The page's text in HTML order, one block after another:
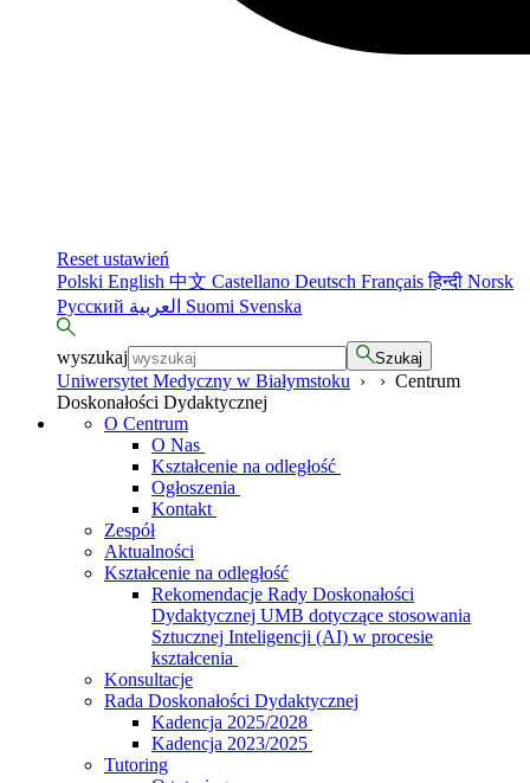
Reset ustawień
Polski English 中文 Castellano Deutsch Françaisहिन्दी Norsk
Русский
Suomi Svenska
wyszukaj Szukaj
Uniwersytet Medyczny w Białymstoku › › Centrum
Doskonałości Dydaktycznej
O Centrum
O Nas
Kształcenie na odległość
Ogłoszenia
Kontakt
Zespół
Aktualności
Kształcenie na odległość
Rekomendacje Rady Doskonałości
Dydaktycznej UMB dotyczące stosowania
Sztucznej Inteligencji (AI) w procesie
kształcenia
Konsultacje
Rada Doskonałości Dydaktycznej
Kadencja 2025/2028
Kadencja 2023/2025
Tutoring